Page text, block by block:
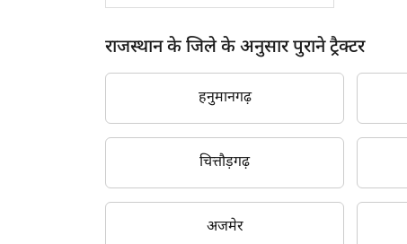
बीकानेर
दौसा
2020
2018
राजस्थान के जिले के अनुसार पुराने ट्रैक्टर
हनुमानगढ़
चित्तौड़गढ़
अजमेर